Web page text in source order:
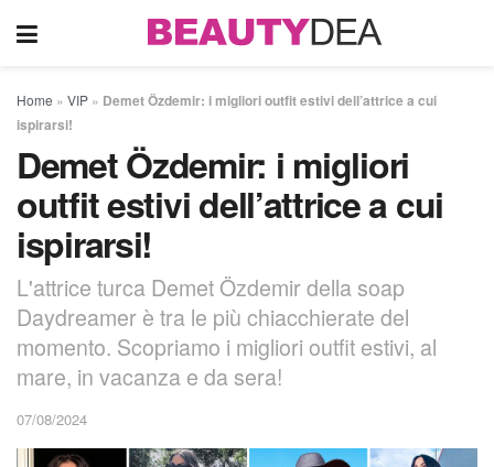
Home » VIP » Demet Özdemir: i migliori outfit estivi dell’attrice a cui
ispirarsi!
Demet Özdemir: i migliori
outfit estivi dell’attrice a cui
ispirarsi!
L'attrice turca Demet Özdemir della soap
Daydreamer è tra le più chiacchierate del
momento. Scopriamo i migliori outfit estivi, al
mare, in vacanza e da sera!
07/08/2024